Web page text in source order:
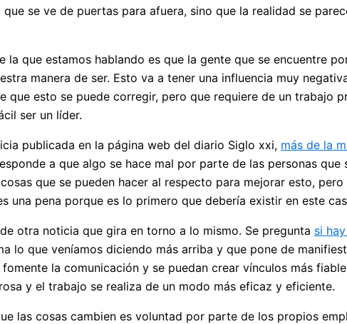
se ve de puertas para afuera, sino que la realidad se
que estamos hablando es que la gente que se encuentre
manera de ser. Esto va a tener una influencia muy
que esto se puede corregir, pero que requiere de un trabajo
ser un líder.
publicada en la página web del diario Siglo xxi, más de la
a que algo se hace mal por parte de las personas
que se pueden hacer al respecto para mejorar esto,
una pena porque es lo primero que debería existir en este
otra noticia que gira en torno a lo mismo. Se pregunta si
lo que veníamos diciendo más arriba y que pone de
la comunicación y se puedan crear vínculos más
y el trabajo se realiza de un modo más eficaz y eficiente.
las cosas cambien es voluntad por parte de los propios